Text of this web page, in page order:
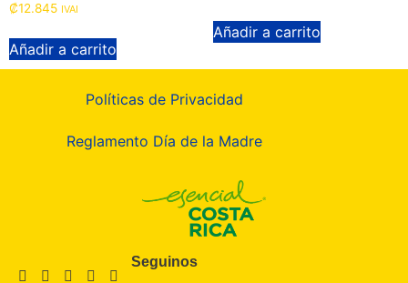
₡12.845 IVAI
Añadir a carrito
Añadir a carrito
Políticas de Privacidad
Reglamento Día de la Madre
Seguinos